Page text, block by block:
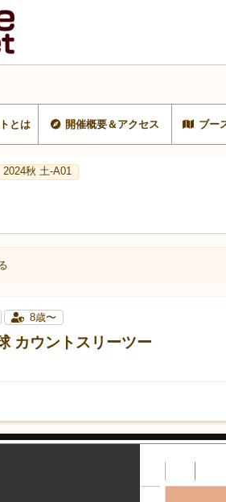
とは 開催概要＆アクセス ブー
2024秋 土-A01
8歳〜
カウントスリーツー